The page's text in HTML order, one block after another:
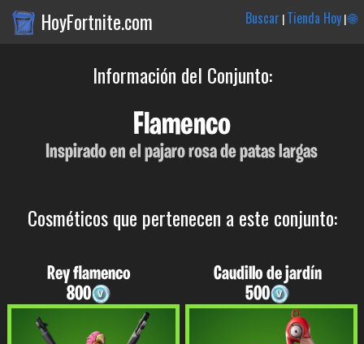
HoyFortnite.com Buscar |Tienda Hoy|🌐
Información del Conjunto:
Flamenco
Inspirado en el pajaro rosa de patas largas
Cosméticos que pertenecen a este conjunto:
Rey flamenco
800
Caudillo de jardín
500